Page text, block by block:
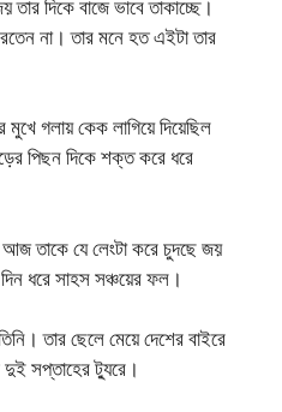
দিকে বাজে ভাবে তাকাচ্ছে।
না। তার মনে হত এইটা তার
গলায় কেক লাগিয়ে দিয়েছিল
পিছন দিকে শক্ত করে ধরে
তাকে যে লেংটা করে চুদছে জয়
ধরে সাহস সঞ্চয়ের ফল।
তার ছেলে মেয়ে দেশের বাইরে
দুই সপ্তাহের ট্যুরে।